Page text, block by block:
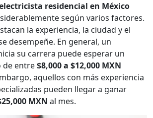
residencial en México
según varios factores.
la experiencia, la ciudad y el
desempeñe. En general, un
su carrera puede esperar un
de entre$8,000 a $12,000 MXN
aquellos con más experiencia
pueden llegar a ganar
MXN al mes.